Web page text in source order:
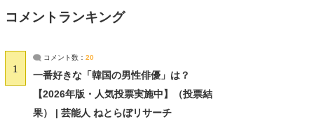
コメントランキング
1
コメント数： 20
一番好きな「韓国の男性俳優」は？
【2026年版・人気投票実施中】（投票結
果） | 芸能人 ねとらぼリサーチ